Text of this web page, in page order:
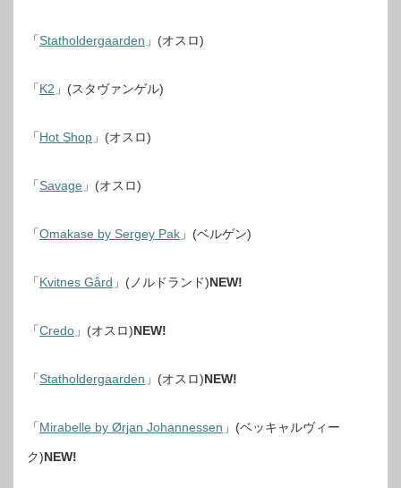
「Statholdergaarden 」(オスロ)
「K2 」(スタヴァンゲル)
「Hot Shop 」(オスロ)
「Savage 」(オスロ)
「Omakase by Sergey Pak 」(ベルゲン)
「Kvitnes Gård 」(ノルドランド)NEW!
「Credo 」(オスロ)NEW!
「Statholdergaarden 」(オスロ)NEW!
「Mirabelle by Ørjan Johannessen 」(ベッキャルヴィー
ク)NEW!